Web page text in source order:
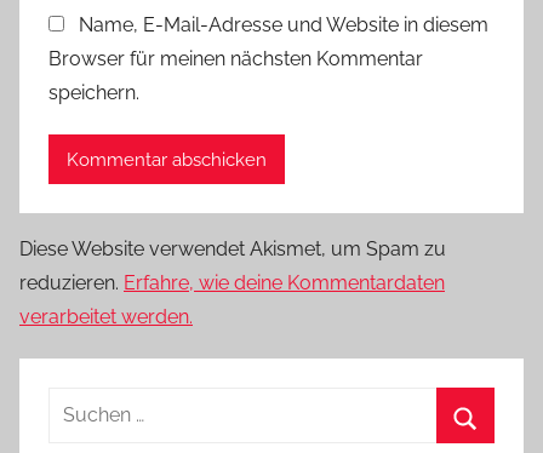
Name, E-Mail-Adresse und Website in diesem
Browser für meinen nächsten Kommentar
speichern.
Diese Website verwendet Akismet, um Spam zu
reduzieren. Erfahre, wie deine Kommentardaten
verarbeitet werden.
Suchen